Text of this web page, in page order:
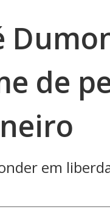
de
em